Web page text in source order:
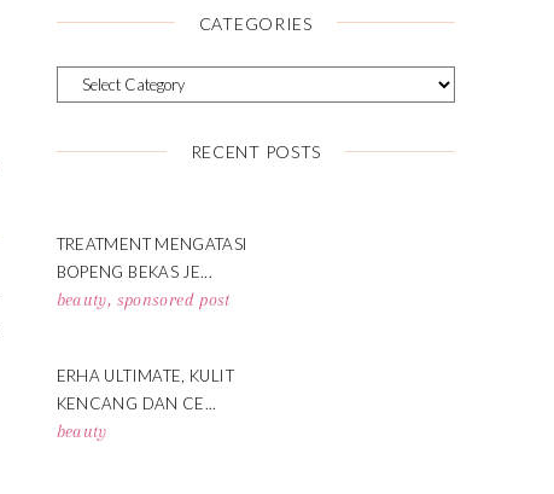
CATEGORIES
RECENT POSTS
TREATMENT MENGATASI
BOPENG BEKAS JE...
beauty, sponsored post
ERHA ULTIMATE, KULIT
KENCANG DAN CE...
beauty